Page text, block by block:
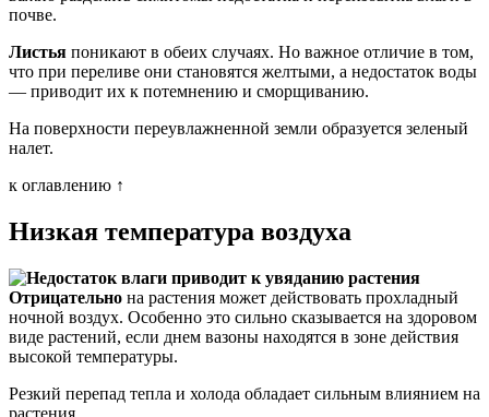
почве.
Листья поникают в обеих случаях. Но важное отличие в том,
что при переливе они становятся желтыми, а недостаток воды
— приводит их к потемнению и сморщиванию.
На поверхности переувлажненной земли образуется зеленый
налет.
к оглавлению ↑
Низкая температура воздуха
Отрицательно на растения может действовать прохладный
ночной воздух. Особенно это сильно сказывается на здоровом
виде растений, если днем вазоны находятся в зоне действия
высокой температуры.
Резкий перепад тепла и холода обладает сильным влиянием на